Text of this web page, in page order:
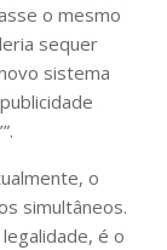
o mesmo
sequer
sistema
o
simultâneos.
é o